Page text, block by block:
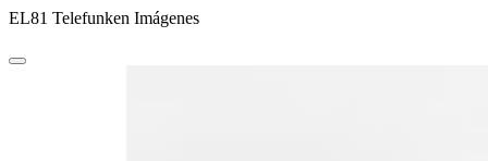
EL81 Telefunken Imágenes